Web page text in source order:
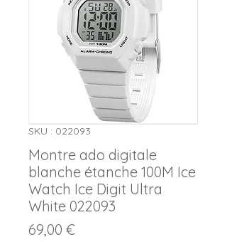
SKU : 022093
Montre ado digitale
blanche étanche 100M Ice
Watch Ice Digit Ultra
White 022093
69,00 €Prix